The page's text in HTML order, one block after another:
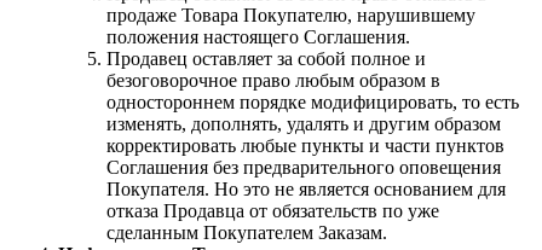
продаже Товара Покупателю, нарушившему
положения настоящего Соглашения.
Продавец оставляет за собой полное и
безоговорочное право любым образом в
одностороннем порядке модифицировать, то есть
изменять, дополнять, удалять и другим образом
корректировать любые пункты и части пунктов
Соглашения без предварительного оповещения
Покупателя. Но это не является основанием для
отказа Продавца от обязательств по уже
сделанным Покупателем Заказам.